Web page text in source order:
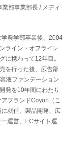
部事業部長 / メディ
農学部卒業後、2004
ライン・オフライン
に携わって12年目。
を行った後、広告部
液ファンデーション
発を10年間にわたり
ブランドCoyori（こ
就任。製品開発、広
運営、ECサイト運